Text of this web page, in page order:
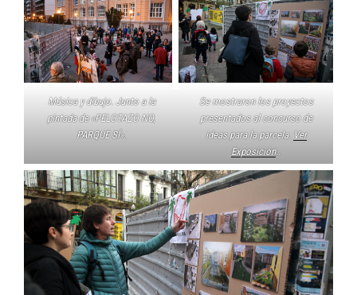
Música y dibujo. Junto a la
pintada de «PELOTAZO NO,
PARQUE SÍ».
Se mostraron los proyectos
presentados al concurso de
ideas para la parcela. Ver
Exposición..